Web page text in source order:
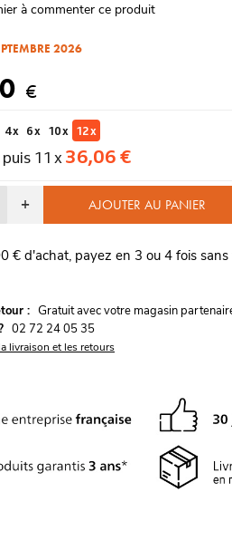
à commenter ce produit
2026
€
4 x 6 x 10 x 12 x
puis 11 x 36,06 €
+ AJOUTER AU PANIER
€ d'achat, payez en 3 ou 4 fois sans
: Gratuit avec votre magasin
02 72 24 05 35
livraison et les retours